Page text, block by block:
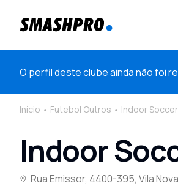
O perfil deste clube ainda não foi
Início Futebol Outros Indoor
Indoor
Rua Emissor, 4400-395, Vila